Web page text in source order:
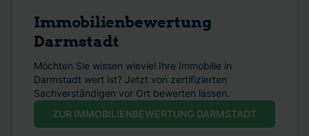
Immobilienbewertung
Darmstadt
Möchten Sie wissen wieviel Ihre Immobilie in
Darmstadt wert ist? Jetzt von zertifizierten
Sachverständigen vor Ort bewerten lassen.
ZUR IMMOBILIENBEWERTUNG DARMSTADT